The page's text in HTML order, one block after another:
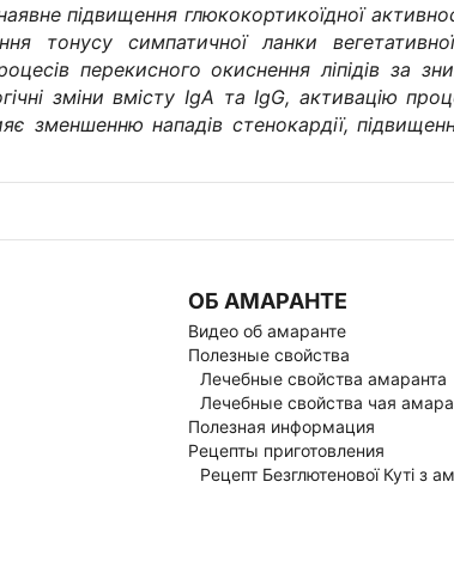
підвищення глюкокортикоїдної
тонусу симпатичної ланки
перекисного окиснення ліпідів за
зміни вмісту IgA та IgG, активацію
зменшенню нападів стенокардії,
ОБ АМАРАНТЕ
Видео об амаранте
Полезные свойства
Лечебные свойства амаранта
Лечебные свойства чая
Полезная информация
Рецепты приготовления
Рецепт Безглютенової Куті з